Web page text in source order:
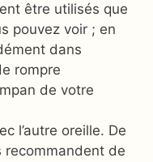
être utilisés que
pouvez voir ; en
dans
rompre
de votre
l’autre oreille. De
recommandent de